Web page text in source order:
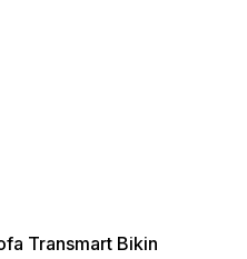
Transmart Bikin